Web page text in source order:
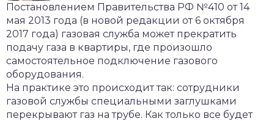
Постановлением Правительства РФ №410 от 14
мая 2013 года (в новой редакции от 6 октября
2017 года) газовая служба может прекратить
подачу газа в квартиры, где произошло
самостоятельное подключение газового
оборудования.
На практике это происходит так: сотрудники
газовой службы специальными заглушками
перекрывают газ на трубе. Как только все будет